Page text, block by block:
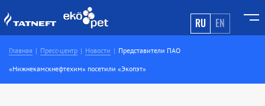
RU EN
Главная Пресс-центр Новости Представители ПАО
«Нижнекамскнефтехим» посетили «Экопэт»